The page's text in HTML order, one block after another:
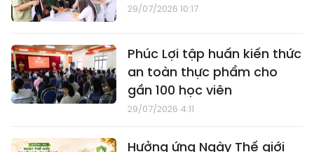
29/07/2026 10:17
Phúc Lợi tập huấn kiến thức
an toàn thực phẩm cho
gần 100 học viên
29/07/2026 4:11
Hưởng ứng Ngày Thế giới